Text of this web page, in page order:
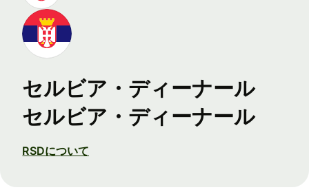
セルビア・ディーナール
セルビア・ディーナール
RSDについて